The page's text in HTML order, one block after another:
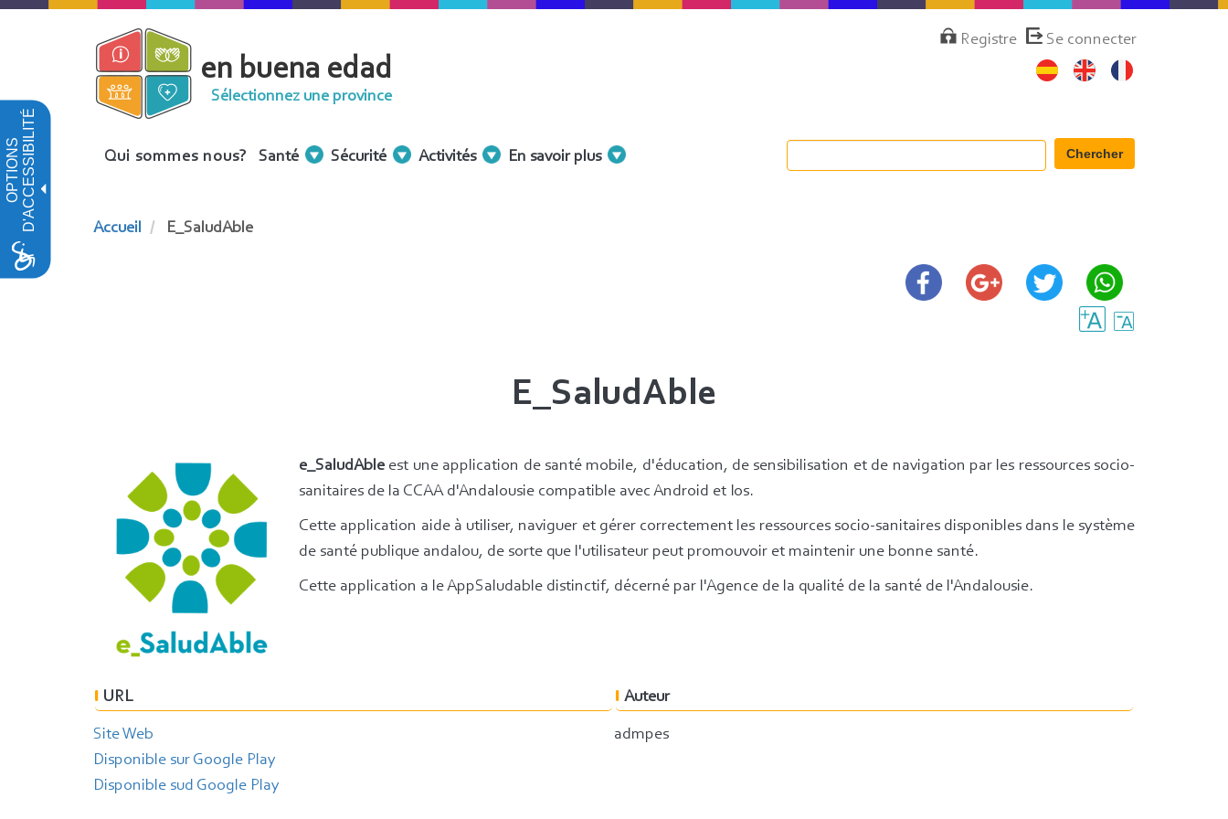
OPTIONSD'ACCESSIBILITÉ
Aller
MenúRegistre Se connecter
en buena edad
Sélectionnez une province
Menu
Qui sommes nous? Santé Sécurité Activités En savoir plus Chercher
Accueil E_SaludAble
E_SaludAble
e_SaludAble est une application de santé mobile, d'éducation, de sensibilisation et de navigation par les ressources socio-
sanitaires de la CCAA d'Andalousie compatible avec Android et Ios.
Cette application aide à utiliser, naviguer et gérer correctement les ressources socio-sanitaires disponibles dans le système
de santé publique andalou, de sorte que l'utilisateur peut promouvoir et maintenir une bonne santé.
Cette application a le AppSaludable distinctif, décerné par l'Agence de la qualité de la santé de l'Andalousie.
URL
Site Web
Disponible sur Google Play
Disponible sud Google Play
Auteur
admpes